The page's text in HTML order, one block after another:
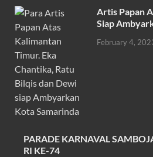
Artis Papan
Siap
February 4,
PARADE KARNAVAL
RI KE-74